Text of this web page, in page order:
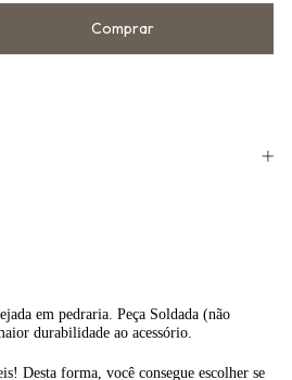
em pedraria. Peça Soldada (não
durabilidade ao acessório.
Desta forma, você consegue escolher se